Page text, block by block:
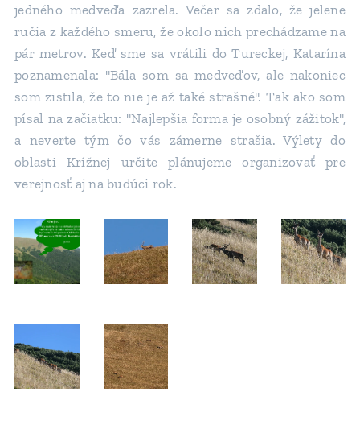
jedného medveďa zazrela. Večer sa zdalo, že jelene
ručia z každého smeru, že okolo nich prechádzame na
pár metrov. Keď sme sa vrátili do Tureckej, Katarína
poznamenala: "Bála som sa medveďov, ale nakoniec
som zistila, že to nie je až také strašné". Tak ako som
písal na začiatku: "Najlepšia forma je osobný zážitok",
a neverte tým čo vás zámerne strašia. Výlety do
oblasti Krížnej určite plánujeme organizovať pre
verejnosť aj na budúci rok.